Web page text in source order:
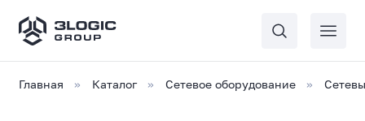
Главная Каталог Сетевое оборудование